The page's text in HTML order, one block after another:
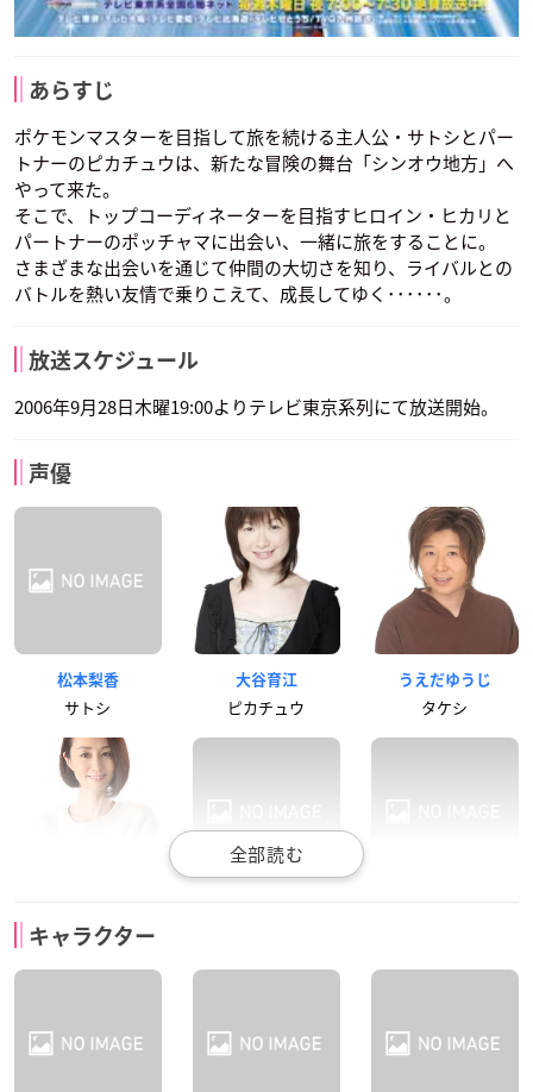
あらすじ
ポケモンマスターを目指して旅を続ける主人公・サトシとパー
トナーのピカチュウは、新たな冒険の舞台「シンオウ地方」へ
やって来た。
そこで、トップコーディネーターを目指すヒロイン・ヒカリと
パートナーのポッチャマに出会い、一緒に旅をすることに。
さまざまな出会いを通じて仲間の大切さを知り、ライバルとの
バトルを熱い友情で乗りこえて、成長してゆく･･････。
放送スケジュール
2006年9月28日木曜19:00よりテレビ東京系列にて放送開始。
声優
松本梨香
サトシ
大谷育江
ピカチュウ
うえだゆうじ
タケシ
ヒカリ
キャラクター